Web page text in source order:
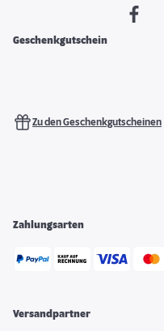
Geschenkgutschein
Zu den Geschenkgutscheinen
Zahlungsarten
Versandpartner